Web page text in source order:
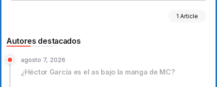
1 Article
Autores destacados
agosto 7, 2026
¿Héctor García es el as bajo la manga de MC?